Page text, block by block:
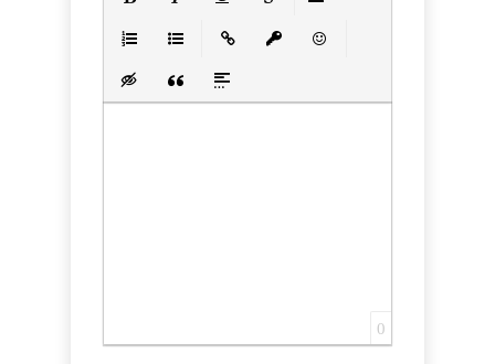
Вставка скрытого текста
Вставка цитаты
Вставка спойлера
0